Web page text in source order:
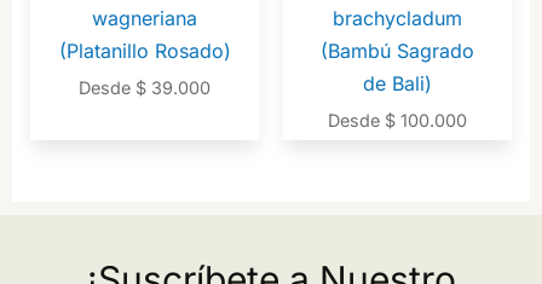
wagneriana
(Platanillo Rosado)
Desde $ 39.000
brachycladum
(Bambú Sagrado
de Bali)
Desde $ 100.000